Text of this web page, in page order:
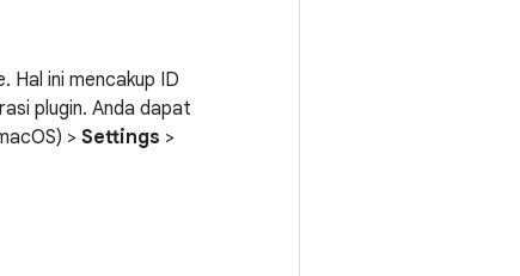
Hal ini mencakup ID
plugin. Anda dapat
> Settings >